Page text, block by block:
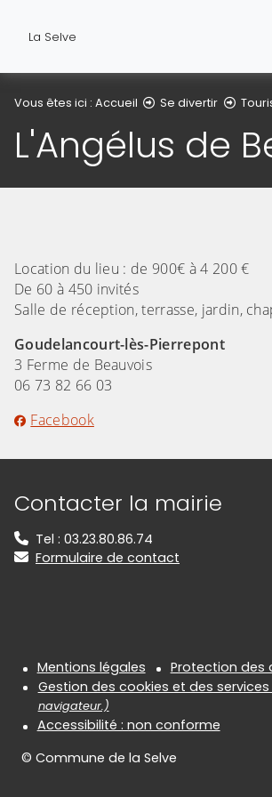
La Selve
Vous êtes ici : Accueil Se divertir
L'Angélus de
Location du lieu : de 900€ à 4 200 €
De 60 à 450 invités
Salle de réception, terrasse, jardin,
Goudelancourt-lès-Pierrepont
3 Ferme de Beauvois
06 73 82 66 03
Facebook
Informations de
Contacter la mairie
Tel : 03.23.80.86.74
Formulaire de contact
Informations
Mentions légales
Protection des
Gestion des cookies et des services
navigateur.)
Accessibilité : non conforme
© Commune de la Selve